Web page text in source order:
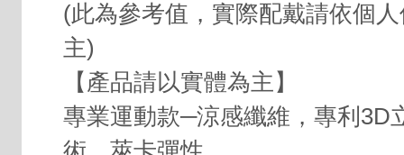
(此為參考值，實際配戴請依個
主)
【產品請以實體為主】
專業運動款─涼感纖維，專利3D